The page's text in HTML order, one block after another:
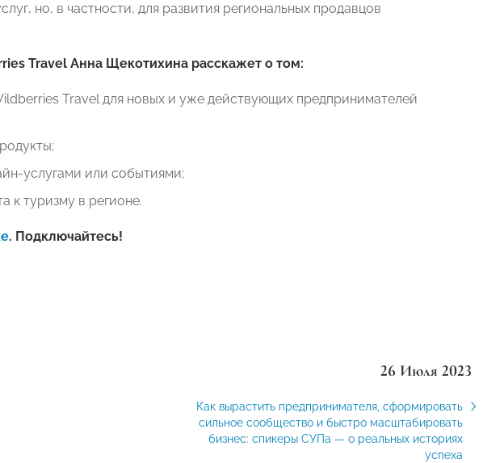
но, в частности, для развития региональных продавцов
Travel Анна Щекотихина расскажет о том:
Travel для новых и уже действующих предпринимателей
услугами или событиями;
к туризму в регионе.
. Подключайтесь!
26 Июля 2023
Как вырастить предпринимателя, сформировать
сильное сообщество и быстро масштабировать
бизнес: спикеры СУПа — о реальных историях
успеха